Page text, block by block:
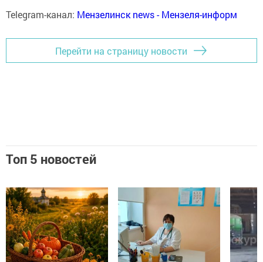
Telegram-канал: Мензелинск news - Мензеля-информ
Перейти на страницу новости
Топ 5 новостей